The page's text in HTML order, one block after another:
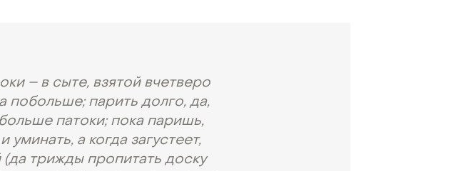
– в сыте, взятой вчетверо
побольше; парить долго, да,
патоки; пока паришь,
а когда загустеет,
(да трижды пропитать доску